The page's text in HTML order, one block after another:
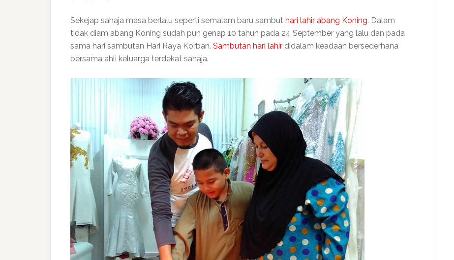
Sekejap sahaja masa berlalu seperti semalam baru sambut hari lahir abang Koning. Dalam
tidak diam abang Koning sudah pun genap 10 tahun pada 24 September yang lalu dan pada
sama hari sambutan Hari Raya Korban. Sambutan hari lahir didalam keadaan bersederhana
bersama ahli keluarga terdekat sahaja.